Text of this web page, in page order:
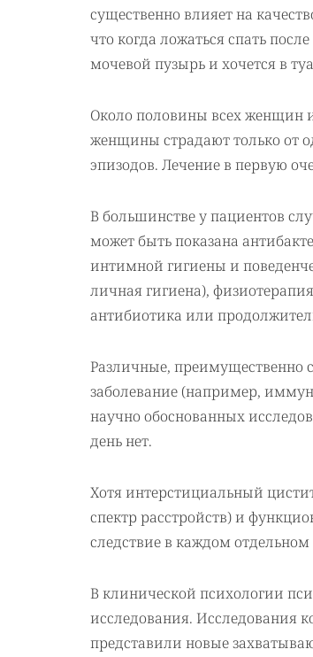
существенно влияет на
что когда ложаться спать
мочевой пузырь и хочется в
Около половины всех женщин
женщины страдают только от
эпизодов. Лечение в первую
В большинстве у пациентов
может быть показана
интимной гигиены и
личная гигиена),
антибиотика или
Различные, преимущественно
заболевание (например,
научно обоснованных
день нет.
Хотя интерстициальный
спектр расстройств) и
следствие в каждом
В клинической психологии
исследования. Исследования
представили новые